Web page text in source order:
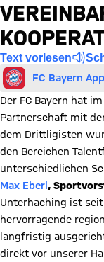
Text vorlesen
FC Bayern App
Der FC Bayern hat
Partnerschaft mit
dem Drittligisten
den Bereichen
unterschiedlichen
Max Eberl ,
Unterhaching ist
hervorragende
langfristig
direkt vor unserer